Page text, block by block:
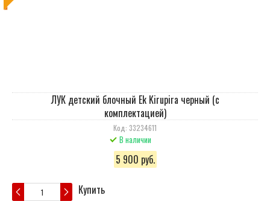
ЛУК детский блочный Ek Kirupira черный (с
комплектацией)
Код: 33234611
В наличии
5 900 руб.
Купить